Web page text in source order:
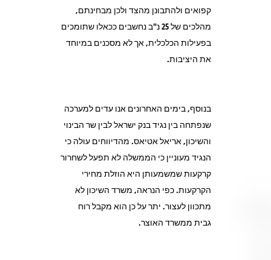
קפואים ולהתבונן מהצד ולכן מבחינתם,
מהלכים של 25 נ"ב נחשבים ככאלו שתומכים
בפעילות הכלכלית, אך לא מסכנים במיוחד
את היציבות.
בנוסף, בימים האחרונים אנו עדים למערכה
שנפתחה בין נגיד בנק ישראל לבין שר הבינוי
והשיכון, אריאל אטיאס. מהדיווחים עולה כי
הנגיד מעוניין כי הממשלה לא תפעל לשחרור
קרקעות שמשמעותן היא הוזלת מחירי
הקרקעות. כפי הנראה, משרד השיכון לא
מתכוון לעצור. יתר על כן הוא מקבל רוח
גבית ממשרד האוצר.